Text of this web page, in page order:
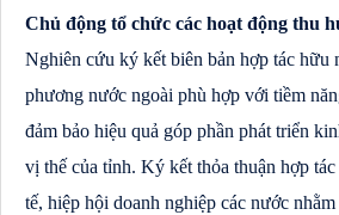
Chủ động tổ chức các hoạt động thu
Nghiên cứu ký kết biên bản hợp tác hữu
phương nước ngoài phù hợp với tiềm
đảm bảo hiệu quả góp phần phát triển
vị thế của tỉnh. Ký kết thỏa thuận hợp
tế, hiệp hội doanh nghiệp các nước